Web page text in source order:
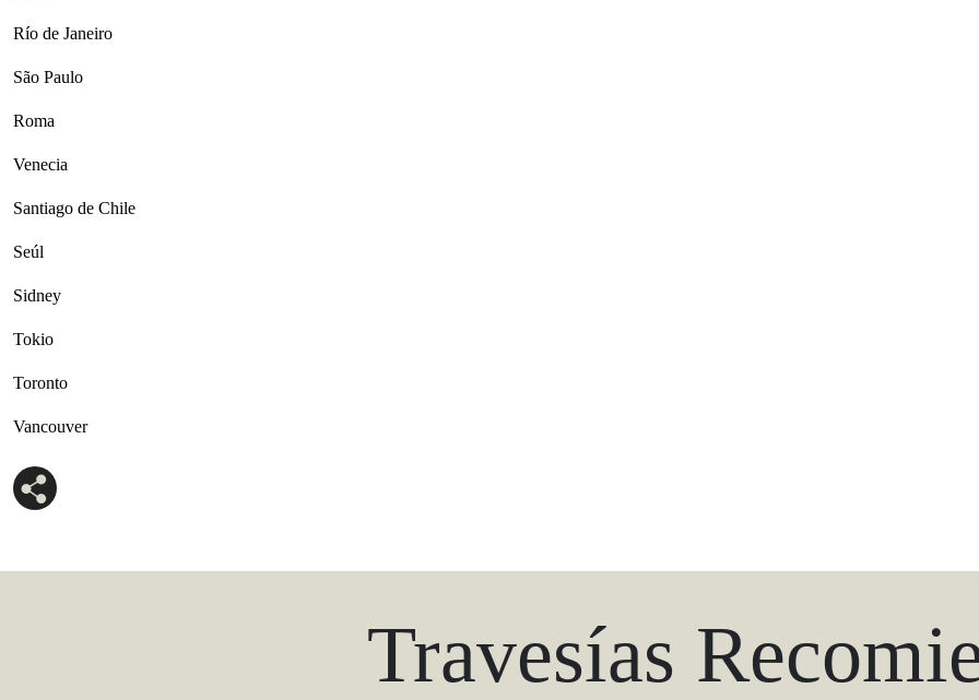
Río de Janeiro
São Paulo
Roma
Venecia
Santiago de Chile
Seúl
Sidney
Tokio
Toronto
Vancouver
Travesías